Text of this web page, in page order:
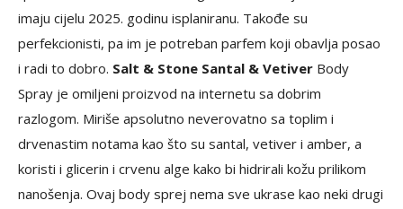
imaju cijelu 2025. godinu isplaniranu. Takođe su
perfekcionisti, pa im je potreban parfem koji obavlja posao
i radi to dobro. Salt & Stone Santal & Vetiver Body
Spray je omiljeni proizvod na internetu sa dobrim
razlogom. Miriše apsolutno neverovatno sa toplim i
drvenastim notama kao što su santal, vetiver i amber, a
koristi i glicerin i crvenu alge kako bi hidrirali kožu prilikom
nanošenja. Ovaj body sprej nema sve ukrase kao neki drugi